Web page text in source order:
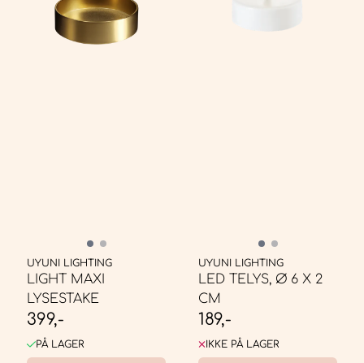
UYUNI LIGHTING
LIGHT MAXI
LYSESTAKE
399,-
PÅ LAGER
UYUNI LIGHTING
LED TELYS, Ø 6 X 2
CM
189,-
IKKE PÅ LAGER